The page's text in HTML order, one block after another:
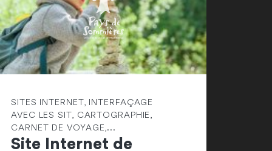
SITES INTERNET, INTERFAÇAGE
AVEC LES SIT, CARTOGRAPHIE,
CARNET DE VOYAGE,...
Site Internet de